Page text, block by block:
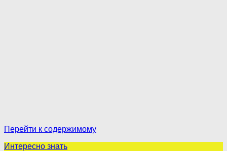
Перейти к содержимому
Интересно знать